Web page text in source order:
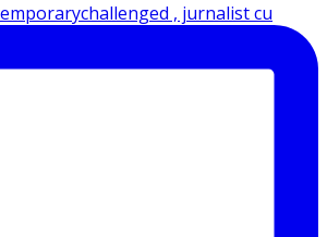
, jurnalist cu